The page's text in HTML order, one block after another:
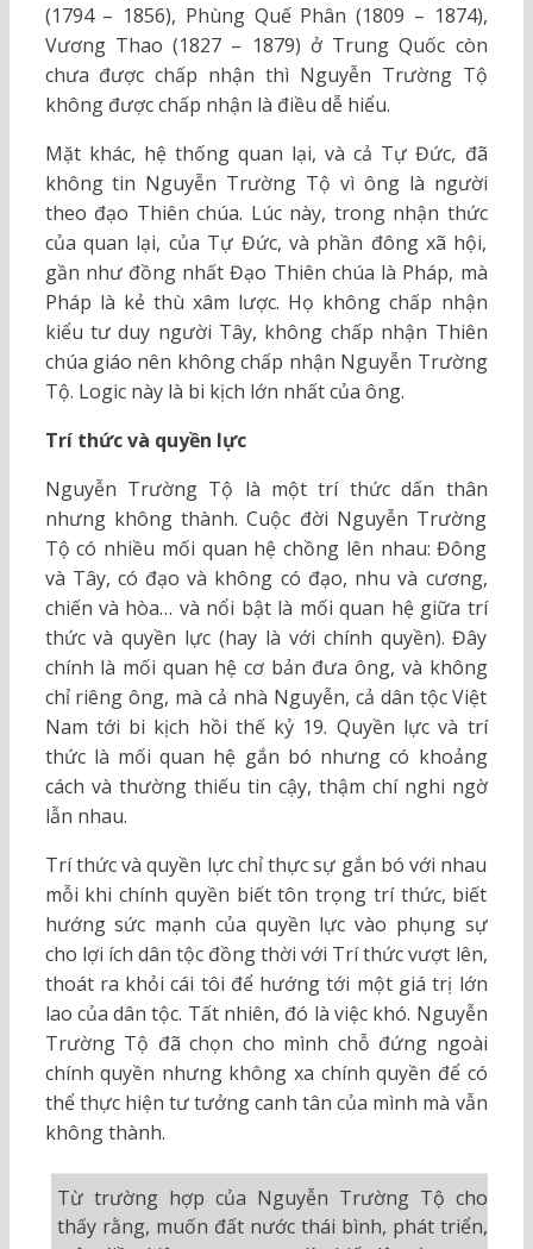
(1794 – 1856), Phùng Quế Phân (1809 – 1874),
Vương Thao (1827 – 1879) ở Trung Quốc còn
chưa được chấp nhận thì Nguyễn Trường Tộ
không được chấp nhận là điều dễ hiểu.
Mặt khác, hệ thống quan lại, và cả Tự Đức, đã
không tin Nguyễn Trường Tộ vì ông là người
theo đạo Thiên chúa. Lúc này, trong nhận thức
của quan lại, của Tự Đức, và phần đông xã hội,
gần như đồng nhất Đạo Thiên chúa là Pháp, mà
Pháp là kẻ thù xâm lược. Họ không chấp nhận
kiểu tư duy người Tây, không chấp nhận Thiên
chúa giáo nên không chấp nhận Nguyễn Trường
Tộ. Logic này là bi kịch lớn nhất của ông.
Trí thức và quyền lực
Nguyễn Trường Tộ là một trí thức dấn thân
nhưng không thành. Cuộc đời Nguyễn Trường
Tộ có nhiều mối quan hệ chồng lên nhau: Đông
và Tây, có đạo và không có đạo, nhu và cương,
chiến và hòa… và nổi bật là mối quan hệ giữa trí
thức và quyền lực (hay là với chính quyền). Đây
chính là mối quan hệ cơ bản đưa ông, và không
chỉ riêng ông, mà cả nhà Nguyễn, cả dân tộc Việt
Nam tới bi kịch hồi thế kỷ 19. Quyền lực và trí
thức là mối quan hệ gắn bó nhưng có khoảng
cách và thường thiếu tin cậy, thậm chí nghi ngờ
lẫn nhau.
Trí thức và quyền lực chỉ thực sự gắn bó với nhau
mỗi khi chính quyền biết tôn trọng trí thức, biết
hướng sức mạnh của quyền lực vào phụng sự
cho lợi ích dân tộc đồng thời với Trí thức vượt lên,
thoát ra khỏi cái tôi để hướng tới một giá trị lớn
lao của dân tộc. Tất nhiên, đó là việc khó. Nguyễn
Trường Tộ đã chọn cho mình chỗ đứng ngoài
chính quyền nhưng không xa chính quyền để có
thể thực hiện tư tưởng canh tân của mình mà vẫn
không thành.
Từ trường hợp của Nguyễn Trường Tộ cho
thấy rằng, muốn đất nước thái bình, phát triển,